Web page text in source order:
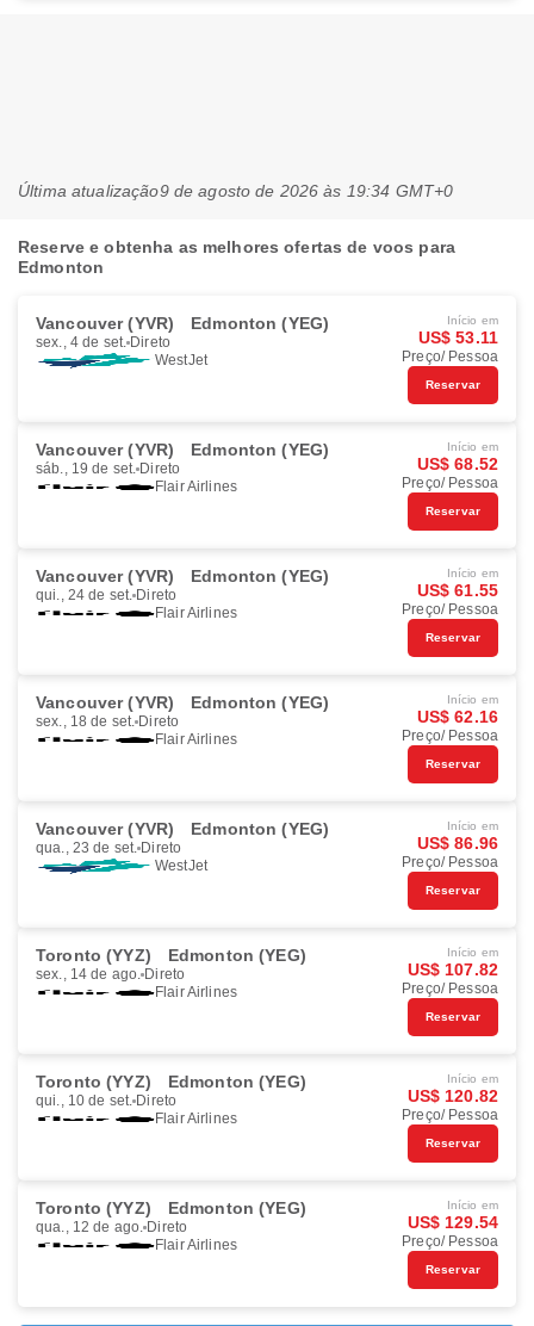
Última atualização9 de agosto de 2026 às 19:34 GMT+0
Reserve e obtenha as melhores ofertas de voos para
Edmonton
Vancouver (YVR) Edmonton (YEG)
sex., 4 de set. Direto
WestJet
Início em
US$ 53.11
Preço/ Pessoa
Reservar
Vancouver (YVR) Edmonton (YEG)
sáb., 19 de set. Direto
Flair Airlines
Início em
US$ 68.52
Preço/ Pessoa
Reservar
Vancouver (YVR) Edmonton (YEG)
qui., 24 de set. Direto
Flair Airlines
Início em
US$ 61.55
Preço/ Pessoa
Reservar
Vancouver (YVR) Edmonton (YEG)
sex., 18 de set. Direto
Flair Airlines
Início em
US$ 62.16
Preço/ Pessoa
Reservar
Vancouver (YVR) Edmonton (YEG)
qua., 23 de set. Direto
WestJet
Início em
US$ 86.96
Preço/ Pessoa
Reservar
Toronto (YYZ) Edmonton (YEG)
sex., 14 de ago. Direto
Flair Airlines
Início em
US$ 107.82
Preço/ Pessoa
Reservar
Toronto (YYZ) Edmonton (YEG)
qui., 10 de set. Direto
Flair Airlines
Início em
US$ 120.82
Preço/ Pessoa
Reservar
Toronto (YYZ) Edmonton (YEG)
qua., 12 de ago. Direto
Flair Airlines
Início em
US$ 129.54
Preço/ Pessoa
Reservar